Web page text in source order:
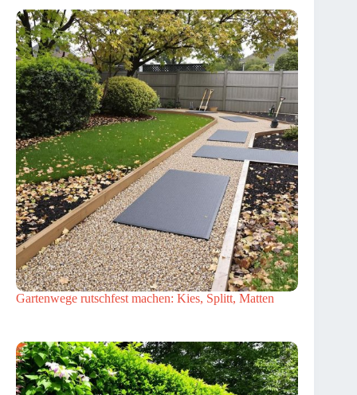
Gartenwege rutschfest machen: Kies, Splitt, Matten